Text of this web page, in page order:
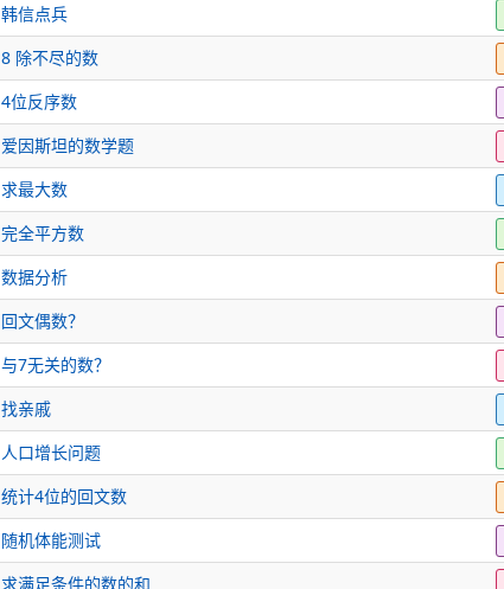
韩信点兵
8 除不尽的数
4位反序数
爱因斯坦的数学题
求最大数
完全平方数
数据分析
回文偶数？
与7无关的数？
找亲戚
人口增长问题
统计4位的回文数
随机体能测试
求满足条件的数的和